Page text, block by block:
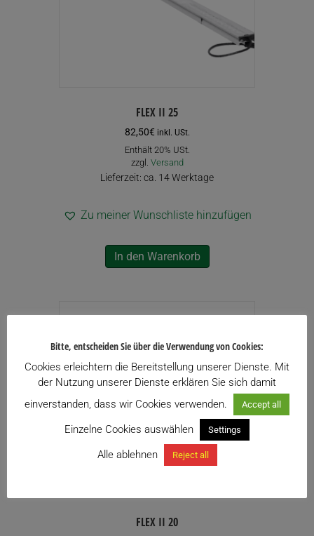
FLEX II 25
82,50€ inkl. USt.
Enthält 20% USt.
zzgl. Versand
Lieferzeit: ca. 14 Werktage
Zu meiner Wunschliste hinzufügen
In den Warenkorb
FLEX II 20
Bitte, entscheiden Sie über die Verwendung von Cookies:
Cookies erleichtern die Bereitstellung unserer Dienste. Mit
der Nutzung unserer Dienste erklären Sie sich damit
einverstanden, dass wir Cookies verwenden.
Accept all
Einzelne Cookies auswählen Settings
Alle ablehnen Reject all